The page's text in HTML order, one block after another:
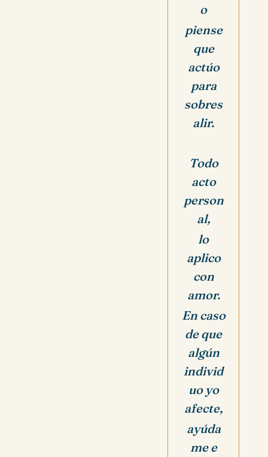
o
piense
que
actúo
para
sobres
alir.
Todo
acto
person
al,
lo
aplico
con
amor.
En caso
de que
algún
individ
uo yo
afecte,
ayúda
me e